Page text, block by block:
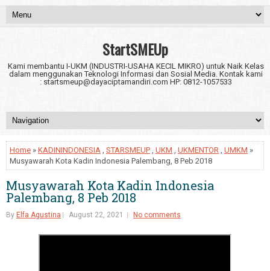
StartSMEUp
Kami membantu I-UKM (INDUSTRI-USAHA KECIL MIKRO) untuk Naik Kelas
dalam menggunakan Teknologi Informasi dan Sosial Media. Kontak kami
: startsmeup@dayaciptamandiri.com HP: 0812-1057533
Home » KADININDONESIA , STARSMEUP , UKM , UKMENTOR , UMKM »
Musyawarah Kota Kadin Indonesia Palembang, 8 Peb 2018
Musyawarah Kota Kadin Indonesia
Palembang, 8 Peb 2018
By Elfa Agustina August 22, 2021 No comments